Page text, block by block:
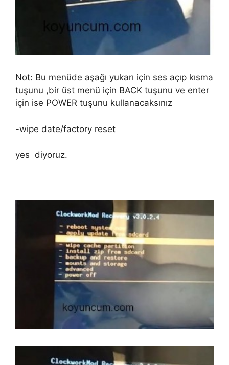
Not: Bu menüde aşağı yukarı için ses açıp kısma
tuşunu ,bir üst menü için BACK tuşunu ve enter
için ise POWER tuşunu kullanacaksınız
-wipe date/factory reset
yes diyoruz.